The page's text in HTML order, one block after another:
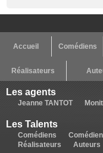
Accueil Comédiens
Réalisateurs
Les agents
Jeanne TANTOT
Les Talents
Comédiens
Réalisateurs
Auteurs